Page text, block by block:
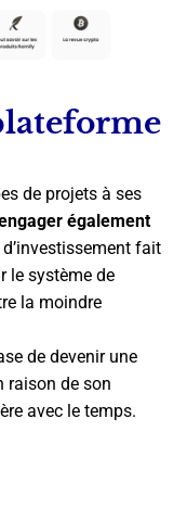
de projets à ses
également
fait
le système de
la moindre
de devenir une
raison de son
avec le temps.